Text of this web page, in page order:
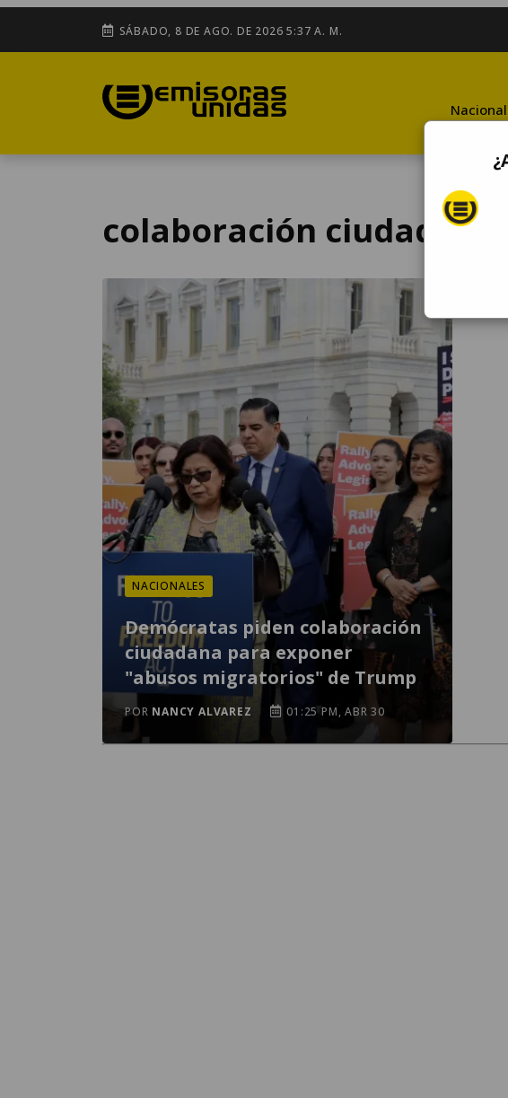
SÁBADO, 8 DE AGO. DE 2026 5:37 A. M.
colaboración ciudadana
NACIONALES
Demócratas piden colaboración
ciudadana para exponer
"abusos migratorios" de Trump
POR NANCY ALVAREZ 01:25 PM, ABR 30